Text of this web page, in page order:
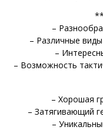
–
– Различные
–
– Возможность
– Хорошая
– Затягивающий
–